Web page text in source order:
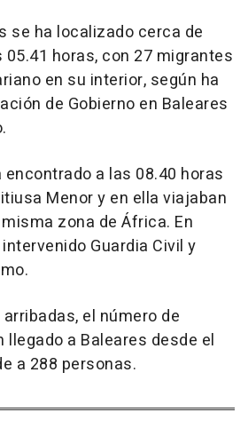
se ha localizado cerca de
horas, con 27 migrantes
en su interior, según ha
de Gobierno en Baleares
a las 08.40 horas
Menor y en ella viajaban
zona de África. En
Guardia Civil y
el número de
llegado a Baleares desde el
a 288 personas.